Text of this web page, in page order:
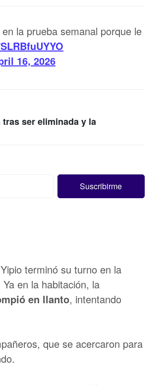
la prueba semanal porque le
16, 2026
ser eliminada y la
terminó su turno en la
en la habitación, la
en llanto, intentando
que se acercaron para